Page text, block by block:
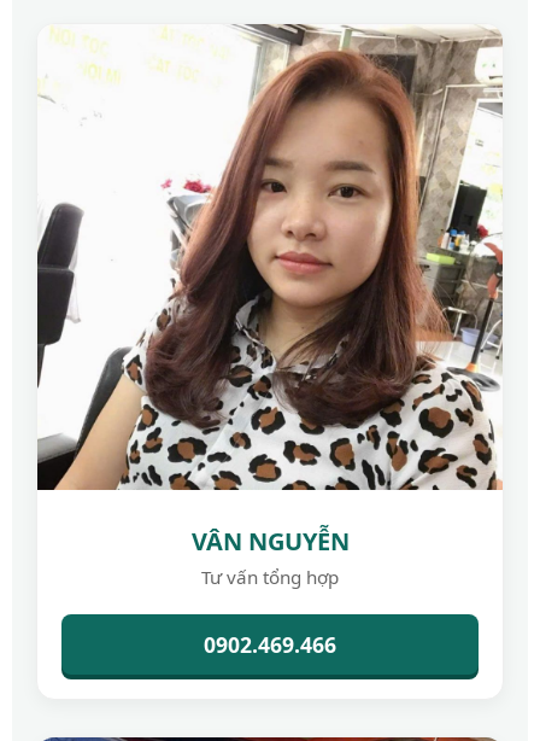
VÂN NGUYỄN
Tư vấn tổng hợp
0902.469.466